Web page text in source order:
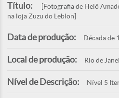
Título:
[Fotografia de Helô
na loja Zuzu do Leblon]
Data de produção: Década de
Local de produção: Rio de
Nível de Descrição: Nível 5